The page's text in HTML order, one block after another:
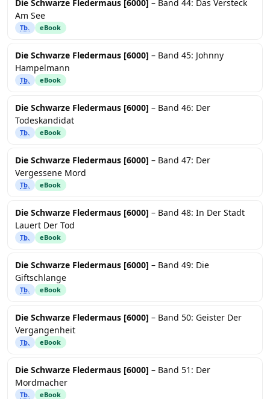
Die Schwarze Fledermaus [6000] – Band 44: Das Versteck
Am See
Tb. eBook
Die Schwarze Fledermaus [6000] – Band 45: Johnny
Hampelmann
Tb. eBook
Die Schwarze Fledermaus [6000] – Band 46: Der
Todeskandidat
Tb. eBook
Die Schwarze Fledermaus [6000] – Band 47: Der
Vergessene Mord
Tb. eBook
Die Schwarze Fledermaus [6000] – Band 48: In Der Stadt
Lauert Der Tod
Tb. eBook
Die Schwarze Fledermaus [6000] – Band 49: Die
Giftschlange
Tb. eBook
Die Schwarze Fledermaus [6000] – Band 50: Geister Der
Vergangenheit
Tb. eBook
Die Schwarze Fledermaus [6000] – Band 51: Der
Mordmacher
Tb. eBook